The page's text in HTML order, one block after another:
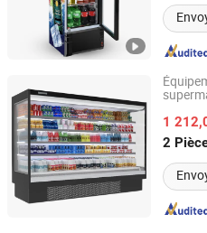
1
2
Coolssmann Refrigeration
Shandong, China